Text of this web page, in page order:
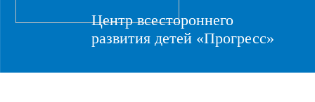
Центр всестороннего
развития детей «Прогресс»